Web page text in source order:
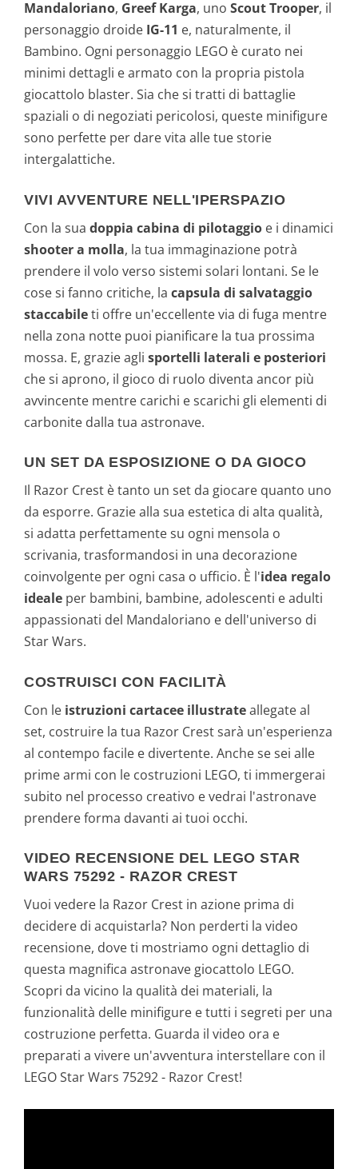
Mandaloriano, Greef Karga, uno Scout Trooper, il
personaggio droide IG-11 e, naturalmente, il
Bambino. Ogni personaggio LEGO è curato nei
minimi dettagli e armato con la propria pistola
giocattolo blaster. Sia che si tratti di battaglie
spaziali o di negoziati pericolosi, queste minifigure
sono perfette per dare vita alle tue storie
intergalattiche.
VIVI AVVENTURE NELL'IPERSPAZIO
Con la sua doppia cabina di pilotaggio e i dinamici
shooter a molla, la tua immaginazione potrà
prendere il volo verso sistemi solari lontani. Se le
cose si fanno critiche, la capsula di salvataggio
staccabileti offre un'eccellente via di fuga mentre
nella zona notte puoi pianificare la tua prossima
mossa. E, grazie agli sportelli laterali e posteriori
che si aprono, il gioco di ruolo diventa ancor più
avvincente mentre carichi e scarichi gli elementi di
carbonite dalla tua astronave.
UN SET DA ESPOSIZIONE O DA GIOCO
Il Razor Crest è tanto un set da giocare quanto uno
da esporre. Grazie alla sua estetica di alta qualità,
si adatta perfettamente su ogni mensola o
scrivania, trasformandosi in una decorazione
coinvolgente per ogni casa o ufficio. È l'idea regalo
ideale per bambini, bambine, adolescenti e adulti
appassionati del Mandaloriano e dell'universo di
Star Wars.
COSTRUISCI CON FACILITÀ
Con le istruzioni cartacee illustrateallegate al
set, costruire la tua Razor Crest sarà un'esperienza
al contempo facile e divertente. Anche se sei alle
prime armi con le costruzioni LEGO, ti immergerai
subito nel processo creativo e vedrai l'astronave
prendere forma davanti ai tuoi occhi.
VIDEO RECENSIONE DEL LEGO STAR
WARS 75292 - RAZOR CREST
Vuoi vedere la Razor Crest in azione prima di
decidere di acquistarla? Non perderti la video
recensione, dove ti mostriamo ogni dettaglio di
questa magnifica astronave giocattolo LEGO.
Scopri da vicino la qualità dei materiali, la
funzionalità delle minifigure e tutti i segreti per una
costruzione perfetta. Guarda il video ora e
preparati a vivere un'avventura interstellare con il
LEGO Star Wars 75292 - Razor Crest!